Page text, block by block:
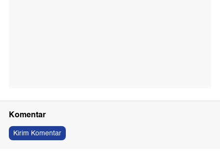
Komentar
Kirim Komentar